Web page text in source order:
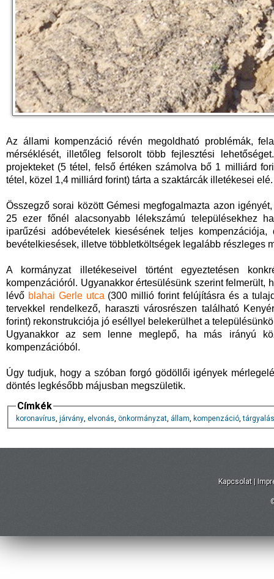
Az állami kompenzáció révén megoldható problémák,
mérséklését, illetőleg felsorolt több fejlesztési
projekteket (5 tétel, felső értéken számolva bő 1 milliárd
tétel, közel 1,4 milliárd forint) tárta a szaktárcák illetékesei elé.
Összegző sorai között Gémesi megfogalmazta azon
25 ezer főnél alacsonyabb lélekszámú településekhez
iparűzési adóbevételek kiesésének teljes
bevételkiesések, illetve többletköltségek legalább részleges
A kormányzat illetékeseivel történt egyeztetésen
kompenzációról. Ugyanakkor értesülésünk szerint
lévő blahai Gerle utca(300 millió forint felújításra és a
tervekkel rendelkező, haraszti városrészen található
forint) rekonstrukciója jó eséllyel belekerülhet a
Ugyanakkor az sem lenne meglepő, ha más irányú
kompenzációból.
Úgy tudjuk, hogy a szóban forgó gödöllői igények
döntés legkésőbb májusban megszületik.
Címkék
koronavírus, járvány, elvonás, önkormányzat, állam, kompenzáció,tárgyalás
Kapcsolat |